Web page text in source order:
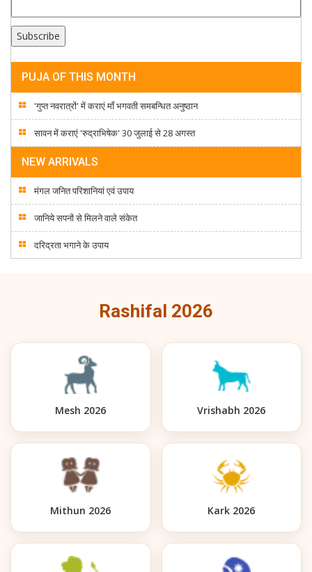
PUJA OF THIS MONTH
'गुप्त नवरात्रों' में कराएं माँ भगवती समबन्धित अनुष्ठान
सावन में कराएं 'रुद्राभिषेक' 30 जुलाई से 28 अगस्त
NEW ARRIVALS
मंगल जनित परिशानियां एवं उपाय
जानिये सपनों से मिलने वाले संकेत
दरिद्रता भगाने के उपाय
Rashifal 2026
Mesh 2026 Vrishabh 2026
Mithun 2026 Kark 2026